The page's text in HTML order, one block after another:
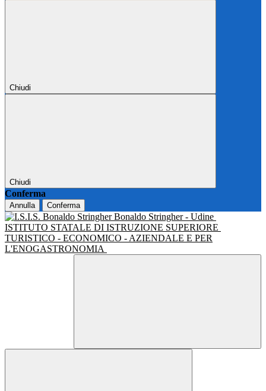
Chiudi
Chiudi
Conferma
Annulla Conferma
Bonaldo Stringher - Udine
ISTITUTO STATALE DI ISTRUZIONE SUPERIORE
TURISTICO - ECONOMICO - AZIENDALE E PER
L'ENOGASTRONOMIA